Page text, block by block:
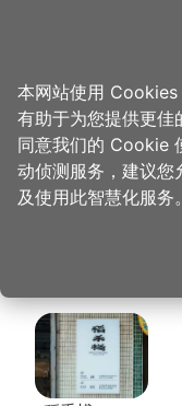
首页 > 想去的地方 > 住宿
丽多森
住宿
本网站使用 Cookies
有助于为您提供更佳
同意我们的 Cookie
动侦测服务，建议您
及使用此智慧化服务。